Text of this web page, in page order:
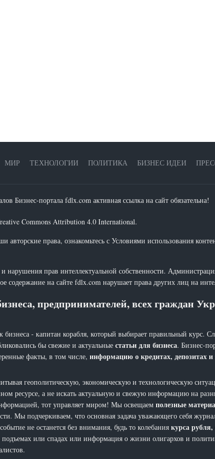
МИР ТЕХНОЛОГИИ ПОЛИТИКА БИЗНЕС ИДЕИ
Бизнес-портала fdlx.com активная ссылка на сайт обязательна!
Commons Attribution 4.0 International.
права, ознакомьтесь с Условиями использования
прав интеллектуальной собственности.
содержание на сайте fdlx.com нарушает права других лиц на
предпринимателей, всех граждан
- капитан корабля, который выбирает правильный курс.
бы свежие и актуальные статьи для бизнеса. Бизнес-
факты, в том числе, информацию о кредитах, депозитах и
геополитическую, экономическую и технологическую
ресурсе, а не искать актуальную и свежую информацию на
тот управляет миром! Мы освещаем полезные
Мы подчеркиваем, что основная задача уважающего себя
не останется без внимания, будь то колебания курса
подъемах или спадах или информация о жизни олигархов и